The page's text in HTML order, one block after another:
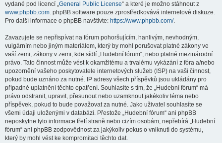
vydané pod licencí „General Public License“ a které je možno stáhnout z
www.phpbb.com. phpBB software pouze zprostředkovává internetové diskuze.
Pro další informace o phpBB navštivte: https://www.phpbb.com/.
Zavazujete se nepřispívat na fórum pohoršujícím, hanlivým, nevhodným,
vulgárním nebo jiným materiálem, který by mohl porušovat platné zákony ve
vaší zemi, zákony v zemi, kde sídlí „Hudební fórum“, nebo platné mezinárodní
právo. Tato činnost může vést k okamžitému a trvalému vykázání z fóra a/nebo
upozornění vašeho poskytovatele internetových služeb (ISP) na vaši činnost,
pokud bude uznáno za nutné. IP adresy všech příspěvků jsou ukládány pro
případné uplatnění těchto opatření. Souhlasíte s tím, že „Hudební fórum“ má
právo odstranit, upravit, přesunout nebo uzamknout jakékoliv téma nebo
příspěvek, pokud to bude považovat za nutné. Jako uživatel souhlasíte se
všemi údaji uloženými v databázi. Přestože „Hudební fórum“ ani phpBB
neposkytne tyto informace třetí straně nebo cizím osobám, nepřebírá „Hudební
fórum“ ani phpBB zodpovědnost za jakýkoliv pokus o vniknutí do systému,
který by mohl vést ke kompromitaci těchto dat.